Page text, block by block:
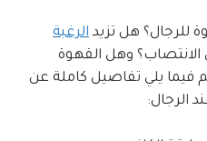
للرجال؟ هل تزيد الرغبة
الانتصاب؟ وهل القهوة
فيما يلي تفاصيل كاملة عن
الرجال: